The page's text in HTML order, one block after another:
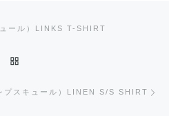
ール）LINKS T-SHIRT
プスキュール）LINEN S/S SHIRT